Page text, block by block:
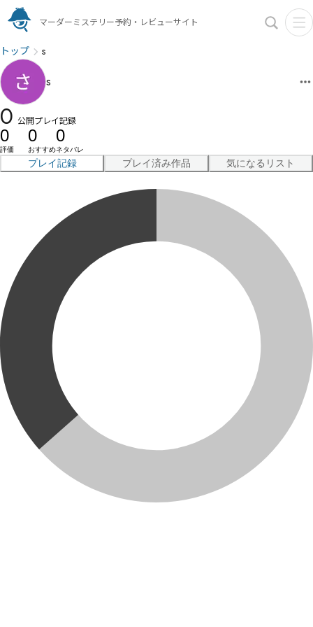
マーダーミステリー予約・レビューサイト
トップ s
s
0 公開プレイ記録
0
評価
0
おすすめ
0
ネタバレ
プレイ記録 プレイ済み作品 気になるリスト